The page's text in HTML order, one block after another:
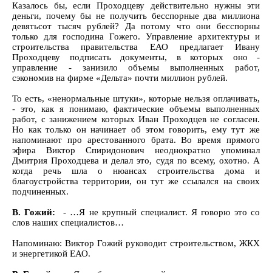
Казалось бы, если Проходцеву действительно нужны эти
деньги, почему бы не получить бесспорные два миллиона
девятьсот тысяч рублей? Да потому что они бесспорны
только для господина Гожего. Управление архитектуры и
строительства правительства ЕАО предлагает Ивану
Проходцеву подписать документы, в которых оно -
управление - занизило объемы выполненных работ,
сэкономив на фирме «Дельта» почти миллион рублей.
То есть, «ненормальные штуки», которые нельзя оплачивать,
- это, как я понимаю, фактические объемы выполненных
работ, с занижением которых Иван Проходцев не согласен.
Но как только он начинает об этом говорить, ему тут же
напоминают про арестованного брата. Во время прямого
эфира Виктор Спиридонович неоднократно упоминал
Дмитрия Проходцева и делал это, судя по всему, охотно. А
когда речь шла о нюансах строительства дома и
благоустройства территории, он тут же ссылался на своих
подчиненных.
В. Гожий: - …Я не крупный специалист. Я говорю это со
слов наших специалистов…
Напоминаю: Виктор Гожий руководит строительством, ЖКХ
и энергетикой ЕАО.